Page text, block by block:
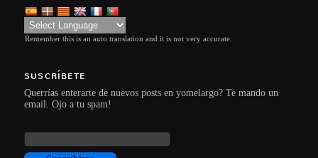
Remember this is an auto translation and it is not very accurate.
SUSCRÍBETE
Querrías enterarte de nuevos posts en yomelargo? Te mando un
email. Ojo a tu spam!